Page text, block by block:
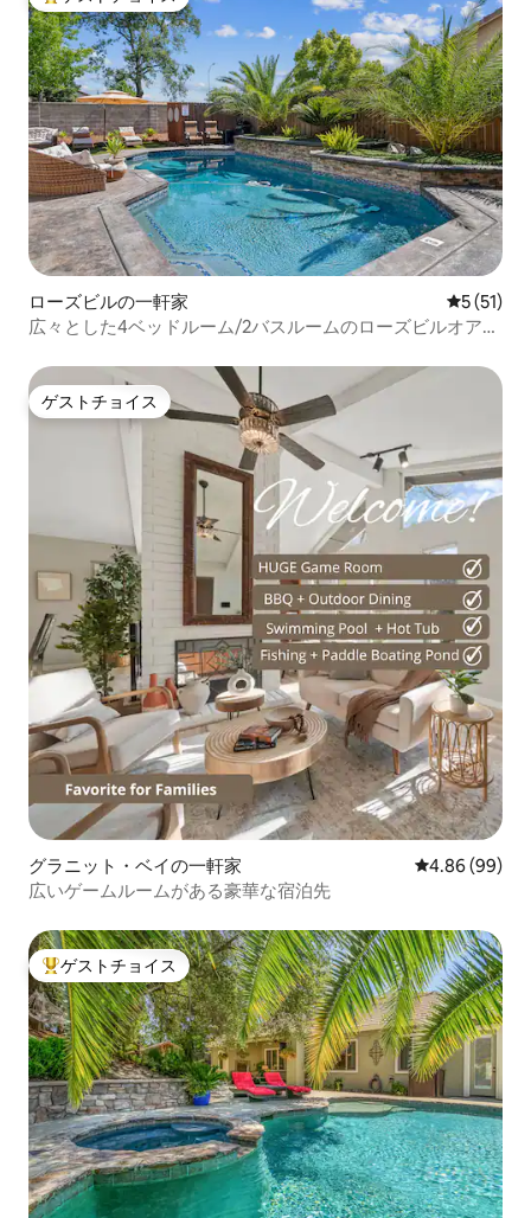
大好評のゲストチョイスです。
ローズビルの一軒家 レビュー
5 (51)
広々とした4ベッドルーム/2バスルームのローズビルオアシ
ゲストチョイス
ゲストチョイス
グラニット・ベイの一軒家 レビュー99件
4.86 (99)
広いゲームルームがある豪華な宿泊先
大好評のゲストチョイスです。
ゲストチョイス